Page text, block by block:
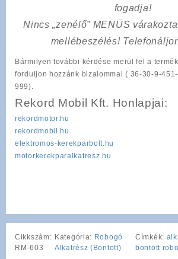
fogadja!
Nincs „zenélő” MENÜS
mellébeszélés!
Bármilyen további kérdése merül fel a
forduljon hozzánk bizalommal ( 36-30-9-
999).
Rekord Mobil Kft. Honlapjai:
rekordmotor.hu
rekordmobil.hu
elektromos-kerekparbolt.hu
motorkerekparalkatresz.hu
Cikkszám:
RM-603
Kategória: Robogó
Alkatrész (Bontott)
Címkék:
bontott